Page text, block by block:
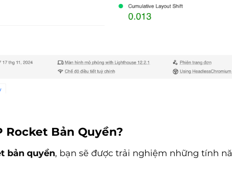
Rocket Bản Quyền?
bản quyền, bạn sẽ được trải nghiệm những tính